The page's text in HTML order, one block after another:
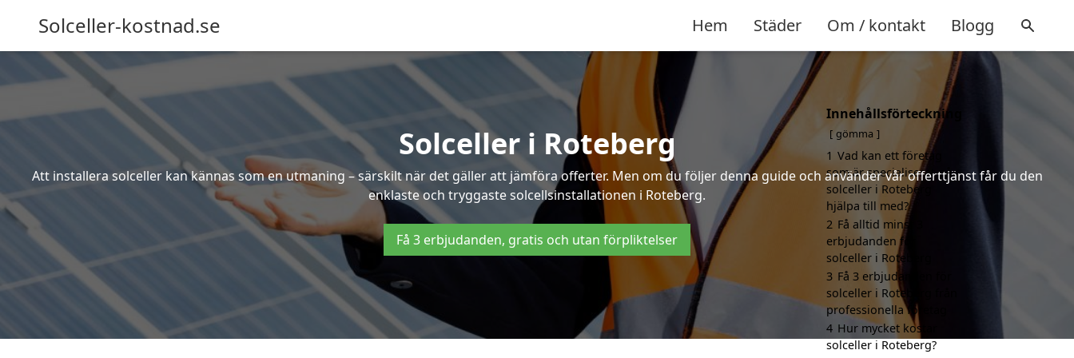
Solceller-kostnad.se Hem Städer Om / kontakt Blogg
Solceller i Roteberg
Att installera solceller kan kännas som en utmaning – särskilt när det gäller att jämföra offerter. Men om du följer denna guide och använder vår offerttjänst får du den
enklaste och tryggaste solcellsinstallationen i Roteberg.
Få 3 erbjudanden, gratis och utan förpliktelser
Innehållsförteckning
gömma
1 Vad kan ett företag
som är specialiserat på
solceller i Roteberg
hjälpa till med?
2 Få alltid minst 3
erbjudanden för
solceller i Roteberg
3 Få 3 erbjudanden för
solceller i Roteberg från
professionella företag
4 Hur mycket kostar
solceller i Roteberg?